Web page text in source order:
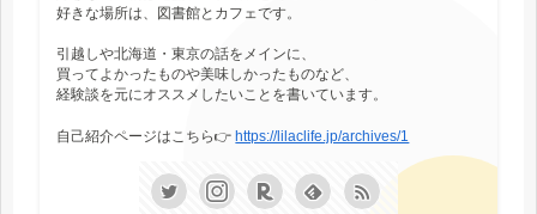
好きな場所は、図書館とカフェです。
引越しや北海道・東京の話をメインに、
買ってよかったものや美味しかったものなど、
経験談を元にオススメしたいことを書いています。
自己紹介ページはこちら👉https://lilaclife.jp/archives/1